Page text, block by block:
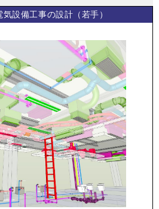
設備工事の設計（若手）